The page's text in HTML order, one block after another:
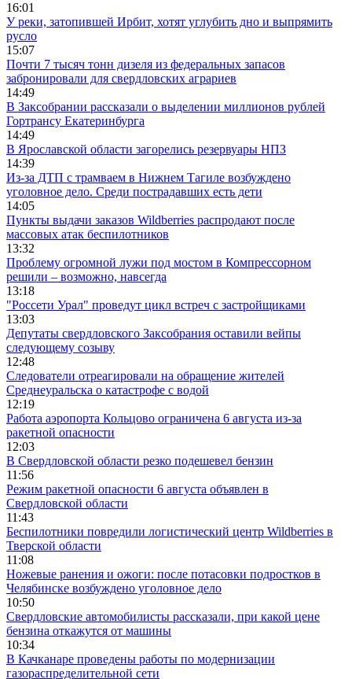
16:01
У реки, затопившей Ирбит, хотят углубить дно и выпрямить
русло
15:07
Почти 7 тысяч тонн дизеля из федеральных запасов
забронировали для свердловских аграриев
14:49
В Заксобрании рассказали о выделении миллионов рублей
Гортрансу Екатеринбурга
14:49
В Ярославской области загорелись резервуары НПЗ
14:39
Из-за ДТП с трамваем в Нижнем Тагиле возбуждено
уголовное дело. Среди пострадавших есть дети
14:05
Пункты выдачи заказов Wildberries распродают после
массовых атак беспилотников
13:32
Проблему огромной лужи под мостом в Компрессорном
решили – возможно, навсегда
13:18
"Россети Урал" проведут цикл встреч с застройщиками
13:03
Депутаты свердловского Заксобрания оставили вейпы
следующему созыву
12:48
Следователи отреагировали на обращение жителей
Среднеуральска о катастрофе с водой
12:19
Работа аэропорта Кольцово ограничена 6 августа из-за
ракетной опасности
12:03
В Свердловской области резко подешевел бензин
11:56
Режим ракетной опасности 6 августа объявлен в
Свердловской области
11:43
Беспилотники повредили логистический центр Wildberries в
Тверской области
11:08
Ножевые ранения и ожоги: после потасовки подростков в
Челябинске возбуждено уголовное дело
10:50
Свердловские автомобилисты рассказали, при какой цене
бензина откажутся от машины
10:34
В Качканаре проведены работы по модернизации
газораспределительной сети